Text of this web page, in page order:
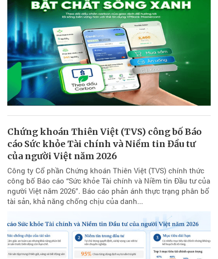
Chứng khoán Thiên Việt (TVS) công bố Báo
cáo Sức khỏe Tài chính và Niềm tin Đầu tư
của người Việt năm 2026
Công ty Cổ phần Chứng khoán Thiên Việt (TVS) chính thức
công bố Báo cáo “Sức khỏe Tài chính và Niềm tin Đầu tư của
người Việt năm 2026”. Báo cáo phản ánh thực trạng phân bổ
tài sản, khả năng chống chịu của danh...